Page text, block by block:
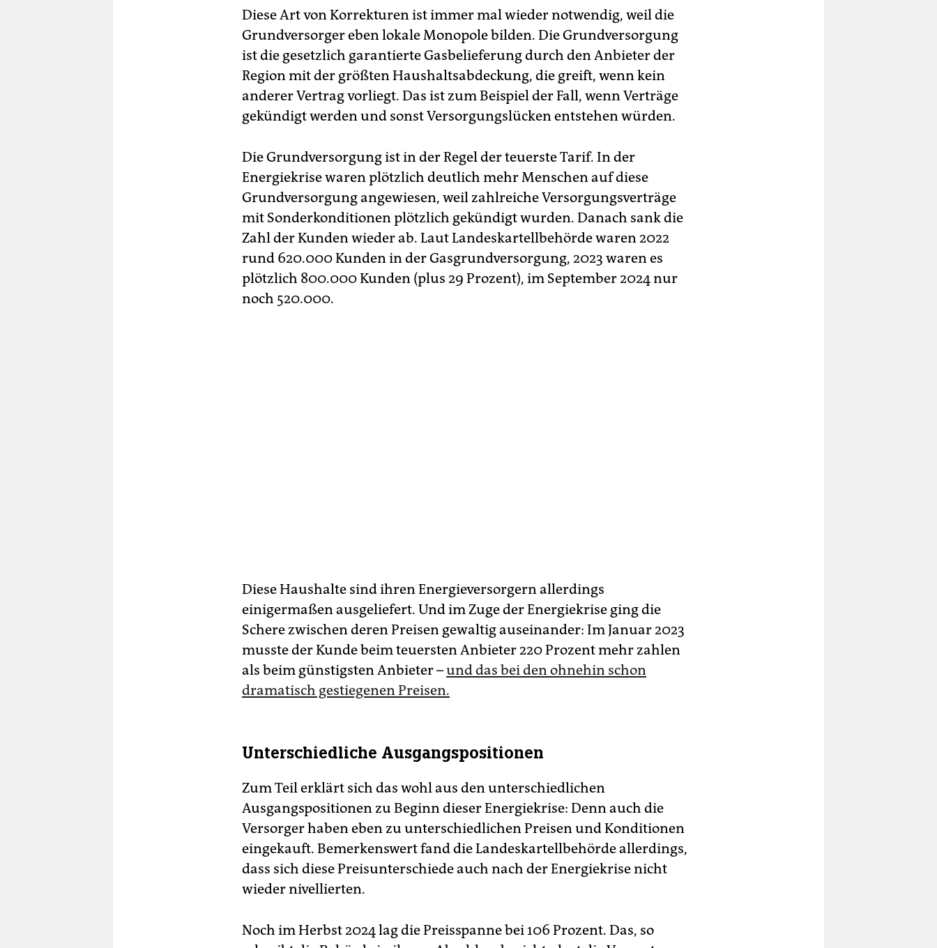
Diese Art von Korrekturen ist immer mal wieder notwendig, weil die
Grundversorger eben lokale Monopole bilden. Die Grundversorgung
ist die gesetzlich garantierte Gasbelieferung durch den Anbieter der
Region mit der größten Haushaltsabdeckung, die greift, wenn kein
anderer Vertrag vorliegt. Das ist zum Beispiel der Fall, wenn Verträge
gekündigt werden und sonst Versorgungslücken entstehen würden.
Die Grundversorgung ist in der Regel der teuerste Tarif. In der
Energiekrise waren plötzlich deutlich mehr Menschen auf diese
Grundversorgung angewiesen, weil zahlreiche Versorgungsverträge
mit Sonderkonditionen plötzlich gekündigt wurden. Danach sank die
Zahl der Kunden wieder ab. Laut Landeskartellbehörde waren 2022
rund 620.000 Kunden in der Gasgrundversorgung, 2023 waren es
plötzlich 800.000 Kunden (plus 29 Prozent), im September 2024 nur
noch 520.000.
Diese Haushalte sind ihren Energieversorgern allerdings
einigermaßen ausgeliefert. Und im Zuge der Energiekrise ging die
Schere zwischen deren Preisen gewaltig auseinander: Im Januar 2023
musste der Kunde beim teuersten Anbieter 220 Prozent mehr zahlen
als beim günstigsten Anbieter –und das bei den ohnehin schon
dramatisch gestiegenen Preisen.
Unterschiedliche Ausgangspositionen
Zum Teil erklärt sich das wohl aus den unterschiedlichen
Ausgangspositionen zu Beginn dieser Energiekrise: Denn auch die
Versorger haben eben zu unterschiedlichen Preisen und Konditionen
eingekauft. Bemerkenswert fand die Landeskartellbehörde allerdings,
dass sich diese Preisunterschiede auch nach der Energiekrise nicht
wieder nivellierten.
Noch im Herbst 2024 lag die Preisspanne bei 106 Prozent. Das, so